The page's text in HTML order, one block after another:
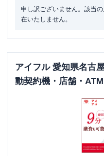
営業時間
平日：
ATM営業時間
土曜：
ATM 〇
〇
愛知
申し訳ございません。該当
在いたしません。
アイフル 愛知県名古
動契約機・店舗・